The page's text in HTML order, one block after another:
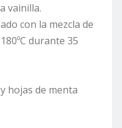
vainilla.
con la mezcla de
durante 35
hojas de menta